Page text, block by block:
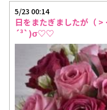
5/23 00:14
日をまたぎましたが（
´³`)σ♡♡